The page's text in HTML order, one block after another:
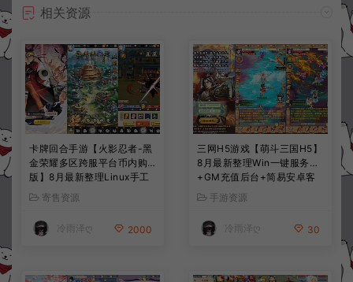
相关资源
卡牌回合手游【火影忍者-黑
金荣耀多区跨服平台币内购
版】8月最新整理Linux手工
服务端+CDK授权后台+安卓
+详细搭建教程+视频教程
寄售资源
冷雨泽ღ 2000
三网H5游戏【萌斗三国H5】
8月最新整理Win一键服务端
+GM充值后台+简易安卓客
户端+详细搭建教程+视频教
程
手游资源
冷雨泽ღ 30